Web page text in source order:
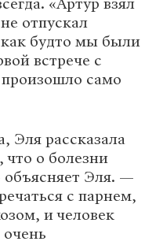
отпускал
будто мы были
встрече с
само
Эля рассказала
о болезни
Эля. —
с парнем,
и человек